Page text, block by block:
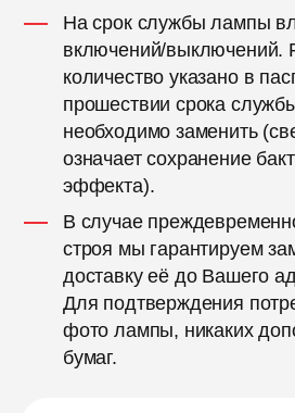
На срок службы лампы
включений/выключений.
количество указано в
прошествии срока
необходимо заменить
означает сохранение
эффекта).
В случае
строя мы гарантируем
доставку её до Вашего
Для подтверждения
фото лампы, никаких
бумаг.